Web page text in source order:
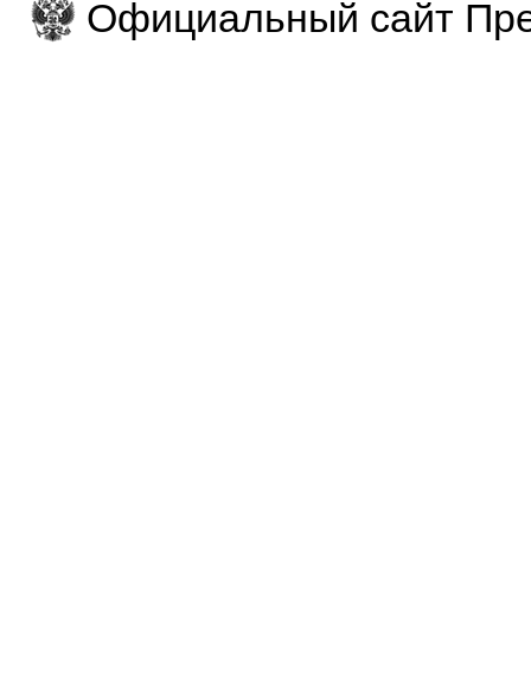
Официальный сайт